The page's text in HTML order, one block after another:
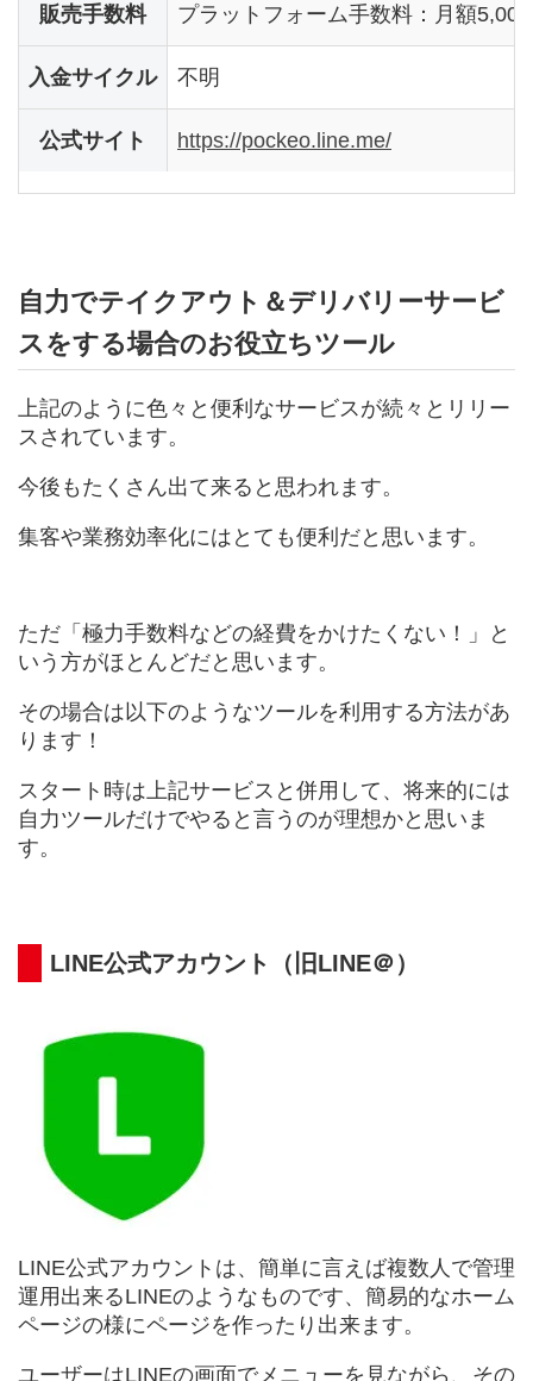
販売手数料 プラットフォーム手数料：月額
入金サイクル 不明
公式サイト https://pockeo.line.me/
自力でテイクアウト＆デリバリーサービ
スをする場合のお役立ちツール
上記のように色々と便利なサービスが続々とリリー
スされています。
今後もたくさん出て来ると思われます。
集客や業務効率化にはとても便利だと思います。
ただ「極力手数料などの経費をかけたくない！」と
いう方がほとんどだと思います。
その場合は以下のようなツールを利用する方法があ
ります！
スタート時は上記サービスと併用して、将来的には
自力ツールだけでやると言うのが理想かと思いま
す。
LINE公式アカウント（旧LINE＠）
LINE公式アカウントは、簡単に言えば複数人で管理
運用出来るLINEのようなものです、簡易的なホーム
ページの様にページを作ったり出来ます。
ユーザーはLINEの画面でメニューを見ながら、その